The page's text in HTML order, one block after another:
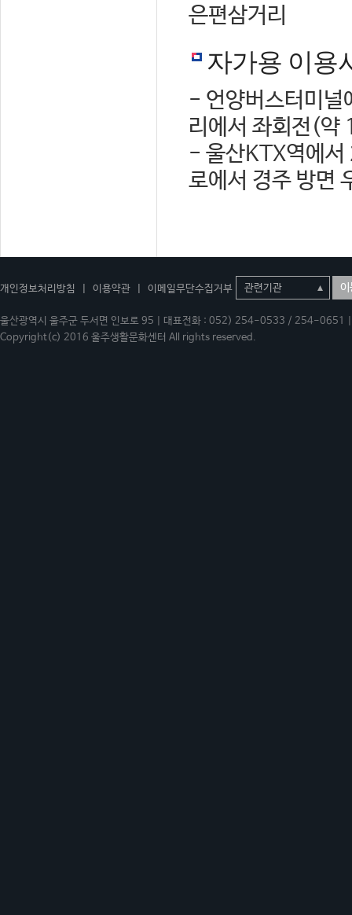
은편삼거리
자가용 이용
- 언양버스터미널
리에서 좌회전(약
- 울산KTX역에서
로에서 경주 방면
개인정보처리방침 이용약관 이메일무단수집거부 이
울산광역시 울주군 두서면 인보로 95 | 대표전화 : 052) 254-0533 / 254-
Copyright(c) 2016 울주생활문화센터 All rights reserved.